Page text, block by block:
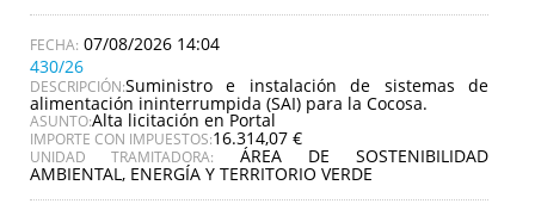
07/08/2026 14:04
430/26
DESCRIPCIÓN:Suministro e instalación de sistemas de
alimentación ininterrumpida (SAI) para la Cocosa.
ASUNTO:Alta licitación en Portal
IMPORTE CON IMPUESTOS:16.314,07 €
UNIDAD TRAMITADORA: ÁREA DE SOSTENIBILIDAD
AMBIENTAL, ENERGÍA Y TERRITORIO VERDE